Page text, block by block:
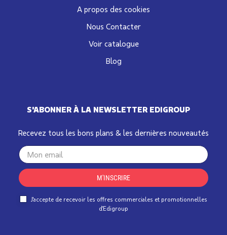
S'ABONNER À LA NEWSLETTER EDIGROUP
Recevez tous les bons plans & les dernières nouveautés
Your
email
M'INSCRIRE
J'accepte de recevoir les offres commerciales et promotionnelles
d'Edigroup
A propos des cookies
Nous Contacter
Voir catalogue
Blog